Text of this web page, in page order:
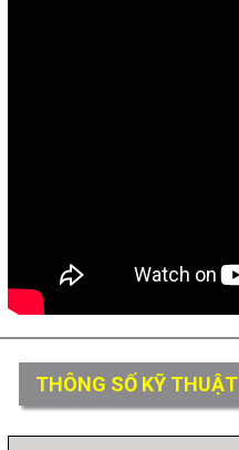
THÔNG SỐ KỸ THUẬT